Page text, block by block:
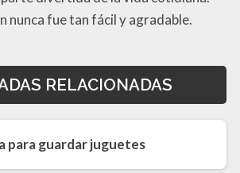
nunca fue tan fácil y agradable.
RELACIONADAS
para guardar juguetes